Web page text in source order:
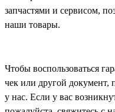
запчастями и сервисом,
наши товары.
Чтобы воспользоваться
чек или другой документ,
у нас. Если у вас